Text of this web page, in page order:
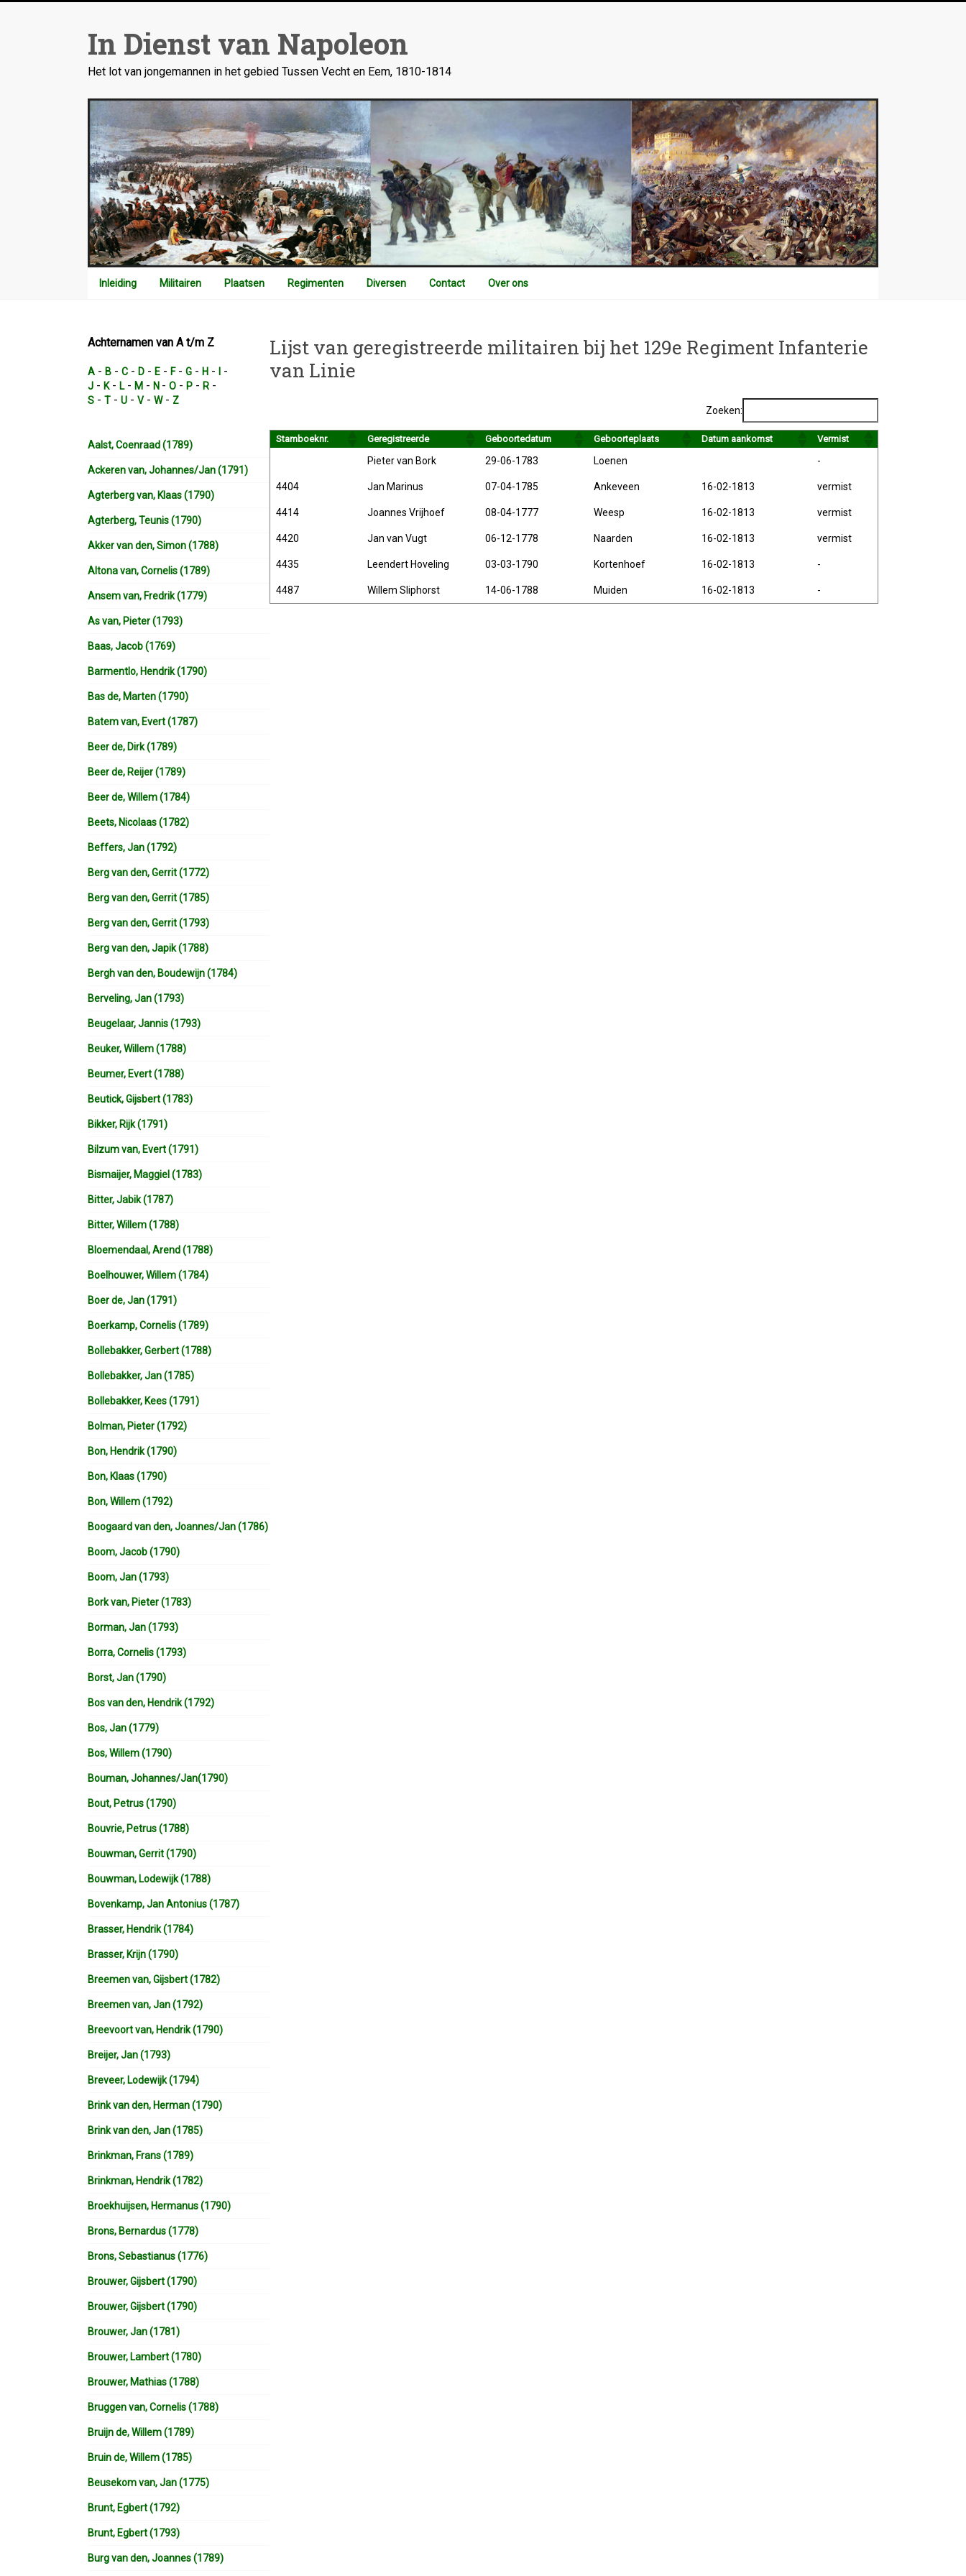
In Dienst van Napoleon
Het lot van jongemannen in het gebied Tussen Vecht en Eem, 1810-1814
Inleiding Militairen Plaatsen Regimenten Diversen Contact Over ons
Lijst van geregistreerde militairen bij het 129e Regiment Infanterie
van Linie
Zoeken:
Stamboeknr. Geregistreerde Geboortedatum Geboorteplaats Datum aankomst Vermist
Pieter van Bork 29-06-1783 Loenen -
4404 Jan Marinus 07-04-1785 Ankeveen 16-02-1813 vermist
4414 Joannes Vrijhoef 08-04-1777 Weesp 16-02-1813 vermist
4420 Jan van Vugt 06-12-1778 Naarden 16-02-1813 vermist
4435 Leendert Hoveling 03-03-1790 Kortenhoef 16-02-1813 -
4487 Willem Sliphorst 14-06-1788 Muiden 16-02-1813 -
Achternamen van A t/m Z
A - B - C - D - E - F- G - H - -
J - K- L- M - N - O - P - R -
S - T - U - V- W- Z
Aalst, Coenraad (1789)
Ackeren van, Johannes/Jan (1791)
Agterberg van, Klaas (1790)
Agterberg, Teunis (1790)
Akker van den, Simon (1788)
Altona van, Cornelis (1789)
Ansem van, Fredrik (1779)
As van, Pieter (1793)
Baas, Jacob (1769)
Barmentlo, Hendrik (1790)
Bas de, Marten (1790)
Batem van, Evert (1787)
Beer de, Dirk (1789)
Beer de, Reijer (1789)
Beer de, Willem (1784)
Beets, Nicolaas (1782)
Beffers, Jan (1792)
Berg van den, Gerrit (1772)
Berg van den, Gerrit (1785)
Berg van den, Gerrit (1793)
Berg van den, Japik (1788)
Bergh van den, Boudewijn (1784)
Berveling, Jan (1793)
Beugelaar, Jannis (1793)
Beuker, Willem (1788)
Beumer, Evert (1788)
Beutick, Gijsbert (1783)
Bikker, Rijk (1791)
Bilzum van, Evert (1791)
Bismaijer, Maggiel (1783)
Bitter, Jabik (1787)
Bitter, Willem (1788)
Bloemendaal, Arend (1788)
Boelhouwer, Willem (1784)
Boer de, Jan (1791)
Boerkamp, Cornelis (1789)
Bollebakker, Gerbert (1788)
Bollebakker, Jan (1785)
Bollebakker, Kees (1791)
Bolman, Pieter (1792)
Bon, Hendrik (1790)
Bon, Klaas (1790)
Bon, Willem (1792)
Boogaard van den, Joannes/Jan (1786)
Boom, Jacob (1790)
Boom, Jan (1793)
Bork van, Pieter (1783)
Borman, Jan (1793)
Borra, Cornelis (1793)
Borst, Jan (1790)
Bos van den, Hendrik (1792)
Bos, Jan (1779)
Bos, Willem (1790)
Bouman, Johannes/Jan(1790)
Bout, Petrus (1790)
Bouvrie, Petrus (1788)
Bouwman, Gerrit (1790)
Bouwman, Lodewijk (1788)
Bovenkamp, Jan Antonius (1787)
Brasser, Hendrik (1784)
Brasser, Krijn (1790)
Breemen van, Gijsbert (1782)
Breemen van, Jan (1792)
Breevoort van, Hendrik (1790)
Breijer, Jan (1793)
Breveer, Lodewijk (1794)
Brink van den, Herman (1790)
Brink van den, Jan (1785)
Brinkman, Frans (1789)
Brinkman, Hendrik (1782)
Broekhuijsen, Hermanus (1790)
Brons, Bernardus (1778)
Brons, Sebastianus (1776)
Brouwer, Gijsbert (1790)
Brouwer, Gijsbert (1790)
Brouwer, Jan (1781)
Brouwer, Lambert (1780)
Brouwer, Mathias (1788)
Bruggen van, Cornelis (1788)
Bruijn de, Willem (1789)
Bruin de, Willem (1785)
Beusekom van, Jan (1775)
Brunt, Egbert (1792)
Brunt, Egbert (1793)
Burg van den, Joannes (1789)